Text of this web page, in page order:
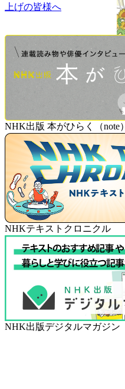
上げの皆様へ
NHK出版 本がひらく（note）
NHKテキストクロニクル
NHK出版デジタルマガジン